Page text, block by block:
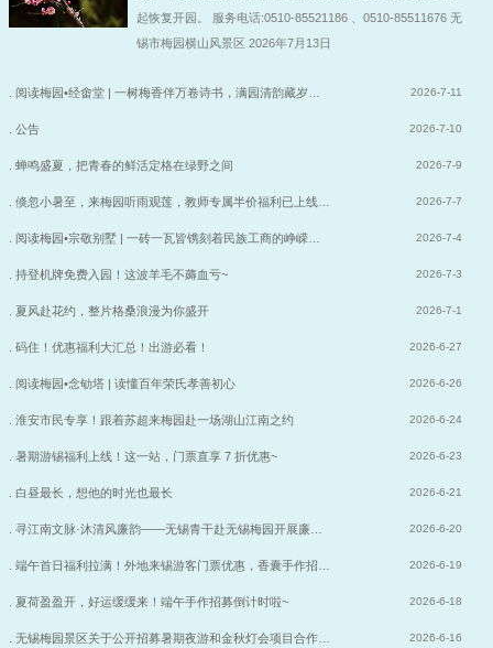
起恢复开园。 服务电话:0510-85521186 、0510-85511676 无
锡市梅园横山风景区 2026年7月13日
. 阅读梅园•经畬堂 | 一树梅香伴万卷诗书，满园清韵藏岁… 2026-7-11
. 公告 2026-7-10
. 蝉鸣盛夏，把青春的鲜活定格在绿野之间 2026-7-9
. 倏忽小暑至，来梅园听雨观莲，教师专属半价福利已上线… 2026-7-7
. 阅读梅园•宗敬别墅 | 一砖一瓦皆镌刻着民族工商的峥嵘… 2026-7-4
. 持登机牌免费入园！这波羊毛不薅血亏~ 2026-7-3
. 夏风赴花约，整片格桑浪漫为你盛开 2026-7-1
. 码住！优惠福利大汇总！出游必看！ 2026-6-27
. 阅读梅园•念劬塔 | 读懂百年荣氏孝善初心 2026-6-26
. 淮安市民专享！跟着苏超来梅园赴一场湖山江南之约 2026-6-24
. 暑期游锡福利上线！这一站，门票直享 7 折优惠~ 2026-6-23
. 白昼最长，想他的时光也最长 2026-6-21
. 寻江南文脉·沐清风廉韵——无锡青干赴无锡梅园开展廉… 2026-6-20
. 端午首日福利拉满！外地来锡游客门票优惠，香囊手作招… 2026-6-19
. 夏荷盈盈开，好运缓缓来！端午手作招募倒计时啦~ 2026-6-18
. 无锡梅园景区关于公开招募暑期夜游和金秋灯会项目合作… 2026-6-16